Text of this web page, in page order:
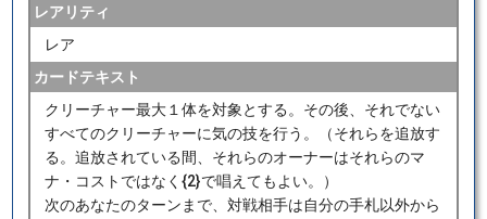
レアリティ
レア
カードテキスト
クリーチャー最大１体を対象とする。その後、それでない
すべてのクリーチャーに気の技を行う。（それらを追放す
る。追放されている間、それらのオーナーはそれらのマ
ナ・コストではなく{2}で唱えてもよい。）
次のあなたのターンまで、対戦相手は自分の手札以外から